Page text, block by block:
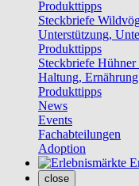
Produkttipps
Steckbriefe
Unterstützung,
Produkttipps
Steckbriefe
Haltung,
Produkttipps
News
Events
Fachabteilungen
Adoption
close